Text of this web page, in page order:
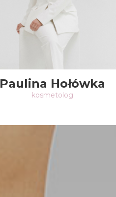
Paulina Hołówka
kosmetolog